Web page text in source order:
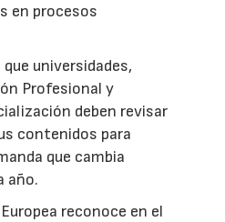
en procesos
universidades,
Profesional y
deben revisar
contenidos para
que cambia
año.
reconoce en el